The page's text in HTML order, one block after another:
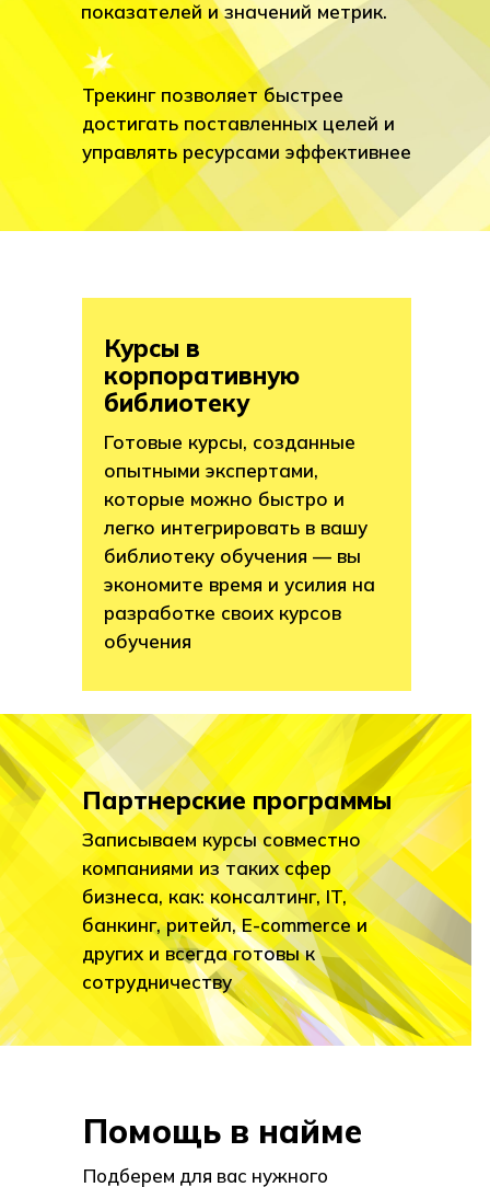
показателей и значений метрик.
Трекинг позволяет быстрее
достигать поставленных целей и
управлять ресурсами эффективнее
Партнерские программы
Записываем курсы совместно
компаниями из таких сфер
бизнеса, как: консалтинг, IT,
банкинг, ритейл, E-commerce и
других и всегда готовы к
сотрудничеству
Курсы в
корпоративную
библиотеку
Готовые курсы, созданные
опытными экспертами,
которые можно быстро и
легко интегрировать в вашу
библиотеку обучения — вы
экономите время и усилия на
разработке своих курсов
обучения
Помощь в найме
Подберем для вас нужного